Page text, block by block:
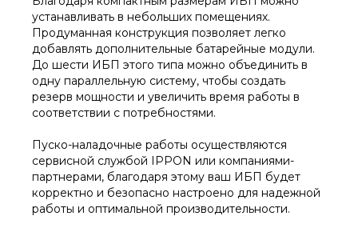
устанавливать в небольших помещениях.
Продуманная конструкция позволяет легко
добавлять дополнительные батарейные модули.
До шести ИБП этого типа можно объединить в
одну параллельную систему, чтобы создать
резерв мощности и увеличить время работы в
соответствии с потребностями.
Пуско-наладочные работы осуществляются
сервисной службой IPPON или компаниями-
партнерами, благодаря этому ваш ИБП будет
корректно и безопасно настроено для надежной
работы и оптимальной производительности.